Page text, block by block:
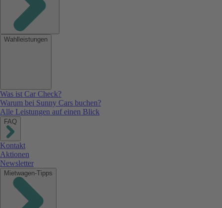
Wahlleistungen
Was ist Car Check?
Warum bei Sunny Cars buchen?
Alle Leistungen auf einen Blick
FAQ
Kontakt
Aktionen
Newsletter
Mietwagen-Tipps